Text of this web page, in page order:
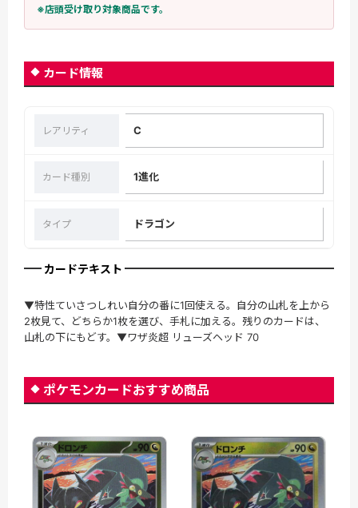
※店頭受け取り対象商品です。
カード情報
レアリティ C
カード種別 1進化
タイプ ドラゴン
カードテキスト
▼特性ていさつしれい自分の番に1回使える。自分の山札を上から
2枚見て、どちらか1枚を選び、手札に加える。残りのカードは、
山札の下にもどす。▼ワザ炎超 リューズヘッド 70
ポケモンカードおすすめ商品